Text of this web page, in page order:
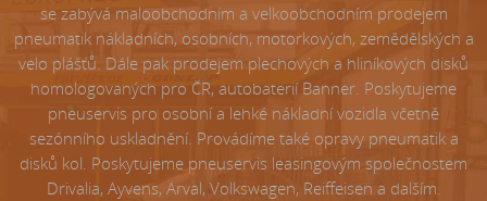
se zabývá maloobchodním a velkoobchodním prodejem
pneumatik nákladních, osobních, motorkových, zemědělských a
velo plášťů. Dále pak prodejem plechových a hliníkových disků
homologovaných pro ČR, autobaterií Banner. Poskytujeme
pneuservis pro osobní a lehké nákladní vozidla včetně
sezónního uskladnění. Provádíme také opravy pneumatik a
disků kol. Poskytujeme pneuservis leasingovým společnostem
Drivalia, Ayvens, Arval, Volkswagen, Reiffeisen a dalším.